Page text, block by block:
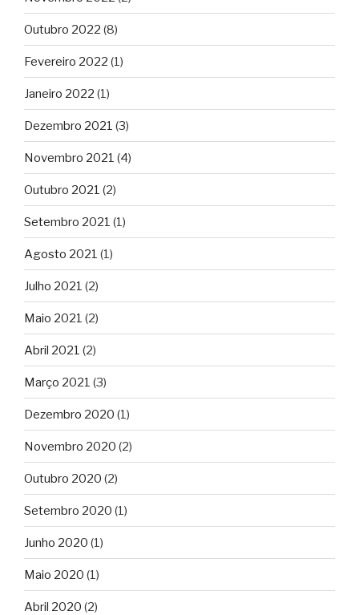
Outubro 2022 (8)
Fevereiro 2022 (1)
Janeiro 2022 (1)
Dezembro 2021 (3)
Novembro 2021 (4)
Outubro 2021 (2)
Setembro 2021 (1)
Agosto 2021 (1)
Julho 2021 (2)
Maio 2021 (2)
Abril 2021 (2)
Março 2021 (3)
Dezembro 2020 (1)
Novembro 2020 (2)
Outubro 2020 (2)
Setembro 2020 (1)
Junho 2020 (1)
Maio 2020 (1)
Abril 2020 (2)